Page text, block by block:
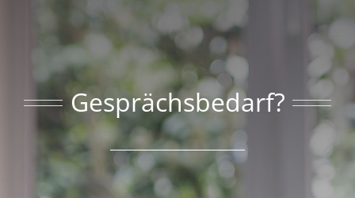
Gesprächsbedarf?